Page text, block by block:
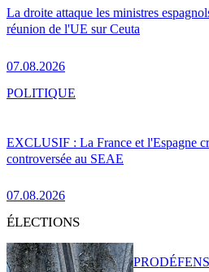
La droite attaque les ministres
réunion de l'UE sur Ceuta
07.08.2026
EXCLUSIF : La France et l'Espagne
controversée au SEAE
07.08.2026
POLITIQUE
ÉLECTIONS
PRO